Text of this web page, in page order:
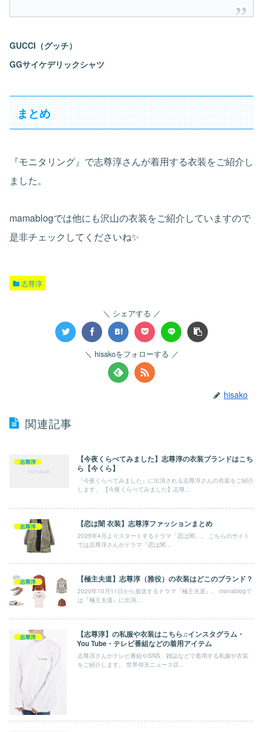
GUCCI（グッチ）
GGサイケデリックシャツ
まとめ
『モニタリング』で志尊淳さんが着用する衣装をご紹介し
ました。
mamablogでは他にも沢山の衣装をご紹介していますので
是非チェックしてくださいね✨
志尊淳
シェアする
hisakoをフォローする
hisako
関連記事
志尊淳
【今夜くらべてみました】志尊淳の衣装ブランドはこち
ら【今くら】
『今夜くらべてみました』に出演される志尊淳さんの衣装をご紹介
します。 【今夜くらべてみました】志尊...
志尊淳 【恋は闇 衣装】志尊淳ファッションまとめ
2025年4月よりスタートするドラマ「恋は闇」。 こちらのサイト
では志尊淳さんがドラマ『恋は闇...
志尊淳 【極主夫道】志尊淳（雅役）の衣装はどこのブランド？
2020年10月11日から放送するドラマ『極主夫道』。 manablogで
は『極主夫道』に出演...
志尊淳
【志尊淳】の私服や衣装はこちら♫インスタグラム・
You Tube・テレビ番組などの着用アイテム
志尊淳さんがテレビ番組やSNS、雑誌などで着用する私服や衣装
をご紹介します。 世界仰天ニュース(2...